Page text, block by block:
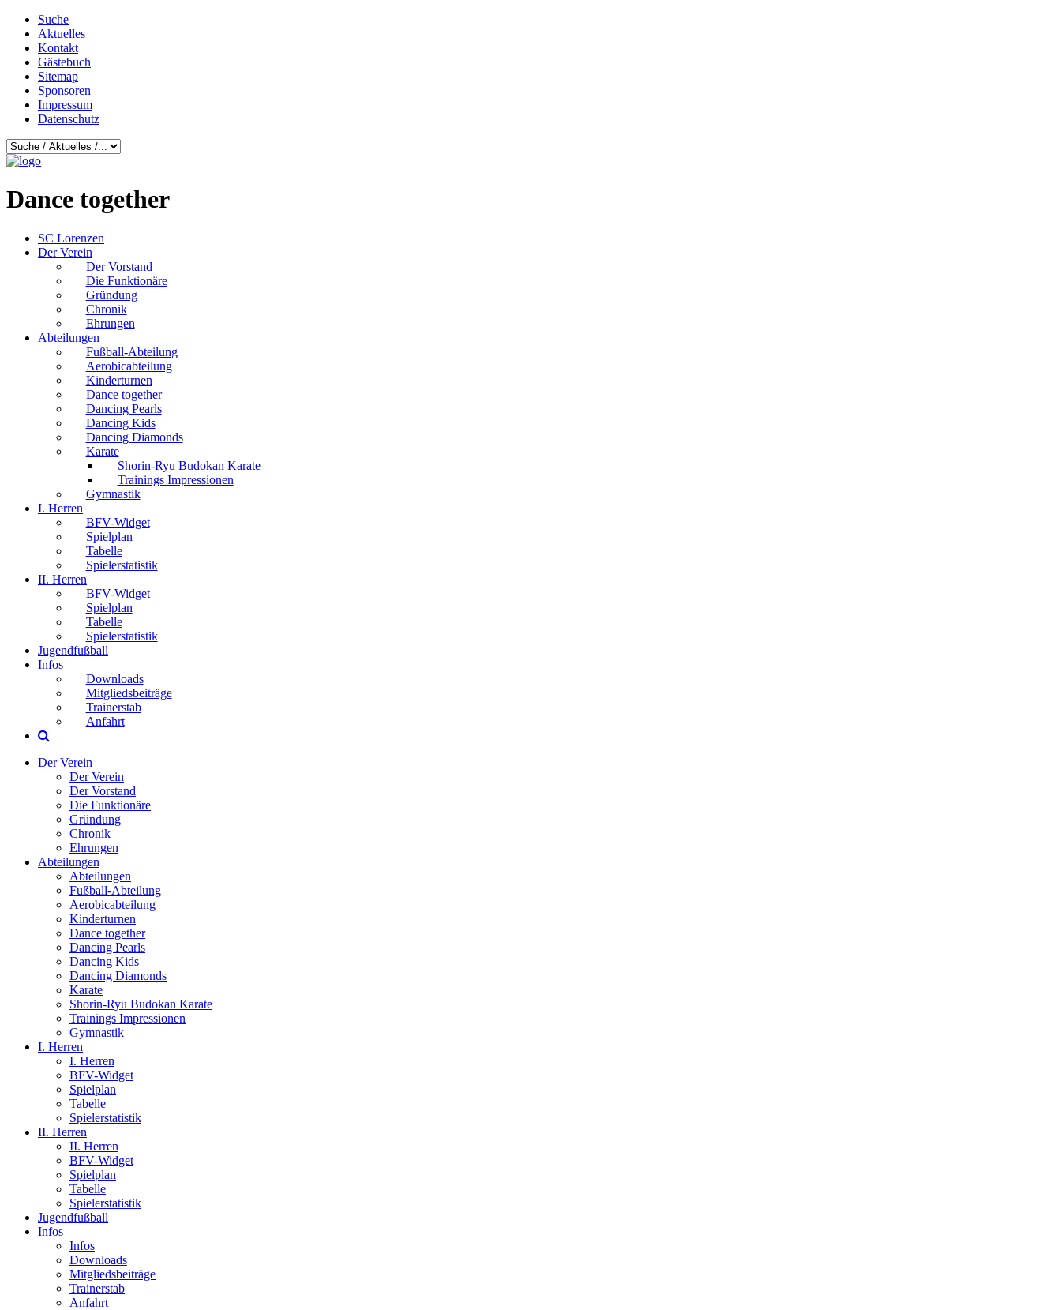
Suche
Aktuelles
Kontakt
Gästebuch
Sitemap
Sponsoren
Impressum
Datenschutz
Dance together
SC Lorenzen
Der Verein
Der Vorstand
Die Funktionäre
Gründung
Chronik
Ehrungen
Abteilungen
Fußball-Abteilung
Aerobicabteilung
Kinderturnen
Dance together
Dancing Pearls
Dancing Kids
Dancing Diamonds
Karate
Shorin-Ryu Budokan Karate
Trainings Impressionen
Gymnastik
I. Herren
BFV-Widget
Spielplan
Tabelle
Spielerstatistik
II. Herren
BFV-Widget
Spielplan
Tabelle
Spielerstatistik
Jugendfußball
Infos
Downloads
Mitgliedsbeiträge
Trainerstab
Anfahrt
Der Verein
Der Verein
Der Vorstand
Die Funktionäre
Gründung
Chronik
Ehrungen
Abteilungen
Abteilungen
Fußball-Abteilung
Aerobicabteilung
Kinderturnen
Dance together
Dancing Pearls
Dancing Kids
Dancing Diamonds
Karate
Shorin-Ryu Budokan Karate
Trainings Impressionen
Gymnastik
I. Herren
I. Herren
BFV-Widget
Spielplan
Tabelle
Spielerstatistik
II. Herren
II. Herren
BFV-Widget
Spielplan
Tabelle
Spielerstatistik
Jugendfußball
Infos
Infos
Downloads
Mitgliedsbeiträge
Trainerstab
Anfahrt